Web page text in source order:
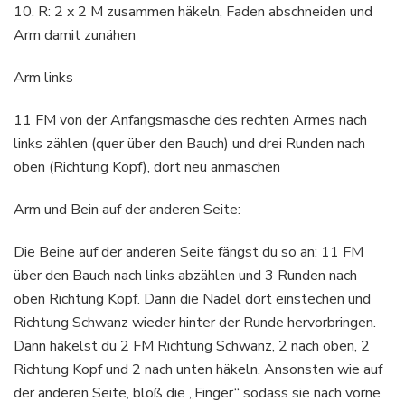
10. R: 2 x 2 M zusammen häkeln, Faden abschneiden und
Arm damit zunähen
Arm links
11 FM von der Anfangsmasche des rechten Armes nach
links zählen (quer über den Bauch) und drei Runden nach
oben (Richtung Kopf), dort neu anmaschen
Arm und Bein auf der anderen Seite:
Die Beine auf der anderen Seite fängst du so an: 11 FM
über den Bauch nach links abzählen und 3 Runden nach
oben Richtung Kopf. Dann die Nadel dort einstechen und
Richtung Schwanz wieder hinter der Runde hervorbringen.
Dann häkelst du 2 FM Richtung Schwanz, 2 nach oben, 2
Richtung Kopf und 2 nach unten häkeln. Ansonsten wie auf
der anderen Seite, bloß die „Finger“ sodass sie nach vorne